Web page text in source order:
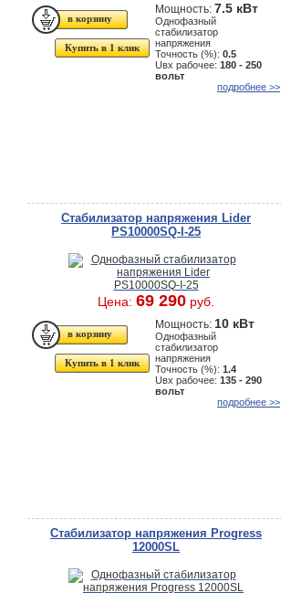
Купить в 1 клик
Мощность: 7.5 кВт
Однофазный
стабилизатор
напряжения
Точность (%): 0.5
Uвх рабочее: 180 - 250
вольт
подробнее >>
Стабилизатор напряжения Lider
PS10000SQ-I-25
Цена: 69 290 руб.
Купить в 1 клик
Мощность: 10 кВт
Однофазный
стабилизатор
напряжения
Точность (%): 1.4
Uвх рабочее: 135 - 290
вольт
подробнее >>
Стабилизатор напряжения Progress
12000SL